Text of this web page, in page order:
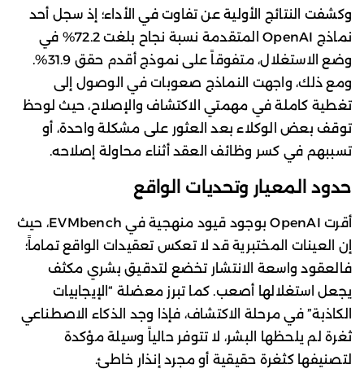
وكشفت النتائج الأولية عن تفاوت في الأداء؛ إذ سجل أحد
نماذج OpenAI المتقدمة نسبة نجاح بلغت 72.2% في
وضع الاستغلال، متفوقاً على نموذج أقدم حقق 31.9%.
ومع ذلك، واجهت النماذج صعوبات في الوصول إلى
تغطية كاملة في مهمتي الاكتشاف والإصلاح، حيث لوحظ
توقف بعض الوكلاء بعد العثور على مشكلة واحدة، أو
تسببهم في كسر وظائف العقد أثناء محاولة إصلاحه.
حدود المعيار وتحديات الواقع
أقرت OpenAI بوجود قيود منهجية في EVMbench، حيث
إن العينات المختبرية قد لا تعكس تعقيدات الواقع تماماً؛
فالعقود واسعة الانتشار تخضع لتدقيق بشري مكثف
يجعل استغلالها أصعب. كما تبرز معضلة “الإيجابيات
الكاذبة” في مرحلة الاكتشاف، فإذا وجد الذكاء الاصطناعي
ثغرة لم يلحظها البشر، لا تتوفر حالياً وسيلة مؤكدة
لتصنيفها كثغرة حقيقية أو مجرد إنذار خاطئ.